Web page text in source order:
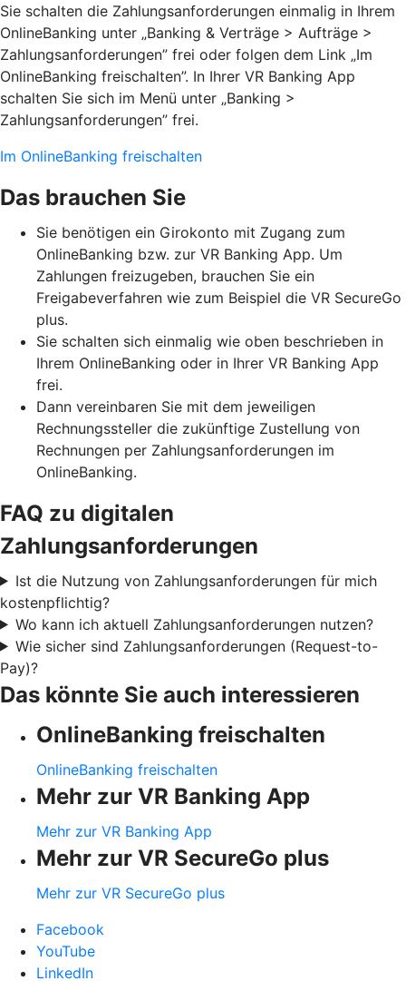
Sie schalten die Zahlungsanforderungen einmalig in Ihrem
OnlineBanking unter „Banking & Verträge > Aufträge >
Zahlungsanforderungen”­ frei oder folgen dem Link „Im
OnlineBanking freischalten”. In Ihrer VR Banking App
schalten Sie sich im Menü unter „Banking >
Zahlungsanforderungen” frei.
Im OnlineBanking freischalten
Das brauchen Sie
Sie benötigen ein Girokonto mit Zugang zum
OnlineBanking bzw. zur VR Banking App. Um
Zahlungen freizugeben, brauchen Sie ein
Freigabeverfahren wie zum Beispiel die VR SecureGo
plus.
Sie schalten sich einmalig wie oben beschrieben in
Ihrem OnlineBanking oder in Ihrer VR Banking App
frei.
Dann vereinbaren Sie mit dem jeweiligen
Rechnungssteller die zukünftige Zustellung von
Rechnungen per Zahlungsanforderungen im
OnlineBanking.
FAQ zu digitalen
Zahlungsanforderungen
Ist die Nutzung von Zahlungsanforderungen für mich
kostenpflichtig?
Wo kann ich aktuell Zahlungsanforderungen nutzen?
Wie sicher sind Zahlungsanforderungen (Request-to-
Pay)?
Das könnte Sie auch interessieren
OnlineBanking freischalten
OnlineBanking freischalten
Mehr zur VR Banking App
Mehr zur VR Banking App
Mehr zur VR SecureGo plus
Mehr zur VR SecureGo plus
Facebook
YouTube
LinkedIn